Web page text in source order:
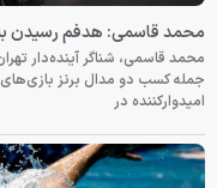
محمد قاسمی: هدفم رسیدن به فینال ۴۰۰ متر بازی‌های
محمد قاسمی، شناگر آینده‌دار
جمله کسب دو مدال برنز
امیدوارکننده در